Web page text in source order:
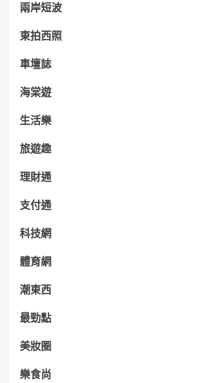
兩岸短波
東拍西照
車壇誌
海棠遊
生活樂
旅遊趣
理財通
支付通
科技網
體育網
潮東西
最勁點
美妝圈
樂食尚